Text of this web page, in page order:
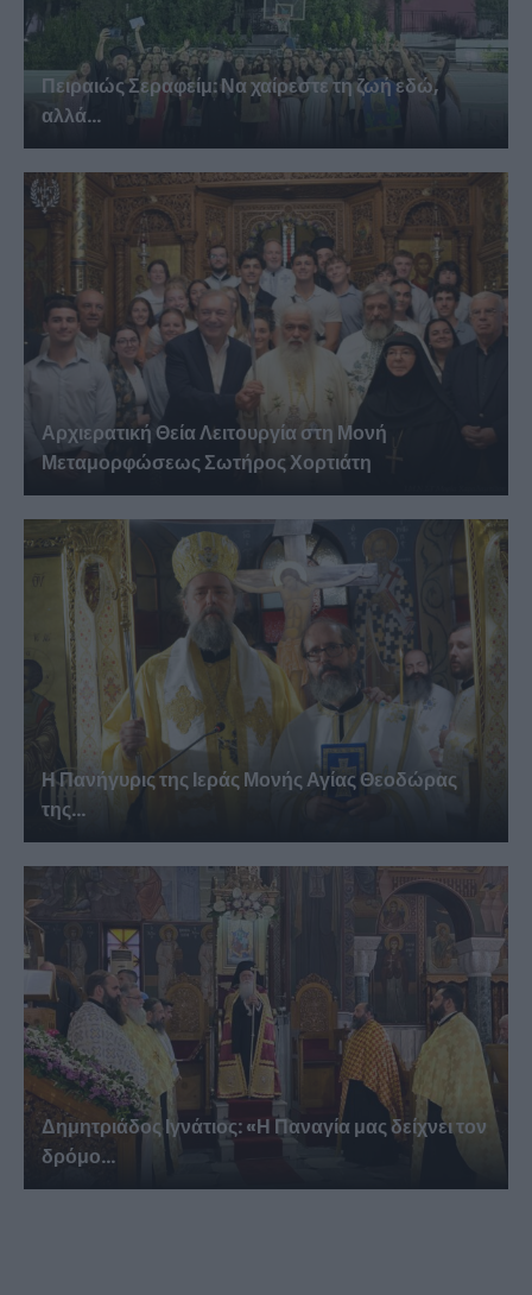
Πειραιώς Σεραφείμ: Να χαίρεστε τη ζωή εδώ,
αλλά...
Αρχιερατική Θεία Λειτουργία στη Μονή
Μεταμορφώσεως Σωτήρος Χορτιάτη
Η Πανήγυρις της Ιεράς Μονής Αγίας Θεοδώρας
της...
Δημητριάδος Ιγνάτιος: «Η Παναγία μας δείχνει τον
δρόμο...